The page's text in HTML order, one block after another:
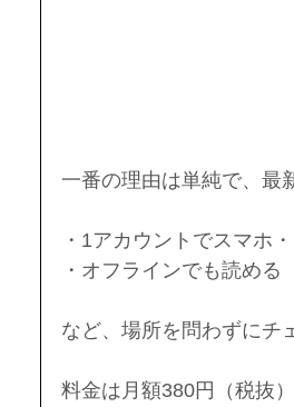
一番の理由は単純で、最
・1アカウントでスマホ
・オフラインでも読める
など、場所を問わずにチ
料金は月額380円（税抜